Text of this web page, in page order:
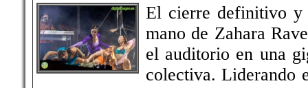
El cierre definitivo y
mano de Zahara
el auditorio en una
colectiva. Liderando